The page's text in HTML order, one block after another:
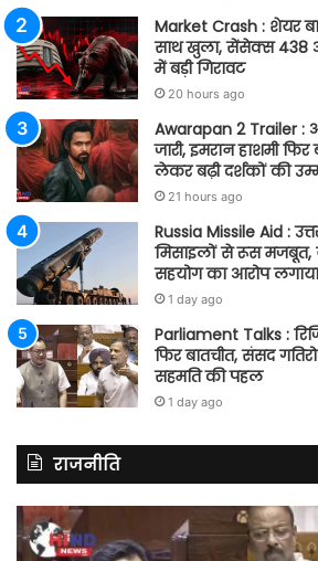
Market Crash : शेयर
साथ खुला, सेंसेक्स 438
में बड़ी गिरावट
20 hours ago
Awarapan 2 Trailer :
जारी, इमरान हाशमी
लेकर बढ़ी दर्शकों की
21 hours ago
Russia Missile Aid :
मिसाइलों से रूस मजबूत,
सहयोग का आरोप लगाया
1 day ago
Parliament Talks :
फिर बातचीत, संसद
सहमति की पहल
1 day ago
राजनीति